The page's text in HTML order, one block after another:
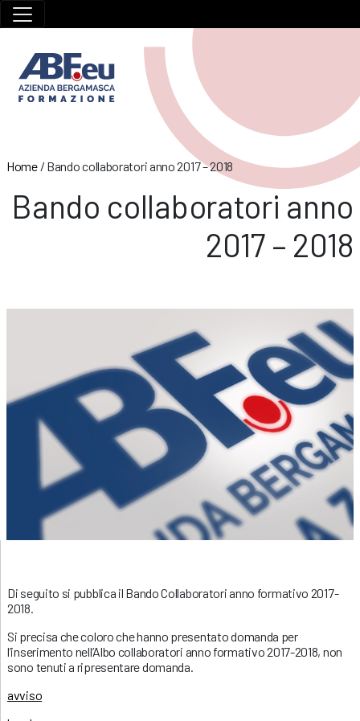
Home/ Bando collaboratori anno 2017 – 2018
Bando collaboratori anno
2017 – 2018
Di seguito si pubblica il Bando Collaboratori anno formativo 2017-
2018.
Si precisa che coloro che hanno presentato domanda per
l’inserimento nell’Albo collaboratori anno formativo 2017-2018, non
sono tenuti a ripresentare domanda.
avviso